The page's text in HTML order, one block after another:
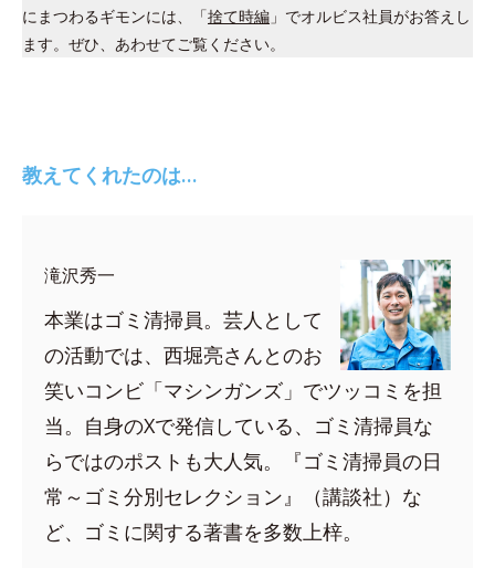
にまつわるギモンには、「捨て時編 」でオルビス社員がお答えし
ます。ぜひ、あわせてご覧ください。
教えてくれたのは…
滝沢秀一
本業はゴミ清掃員。芸人として
の活動では、西堀亮さんとのお
笑いコンビ「マシンガンズ」でツッコミを担
当。自身のXで発信している、ゴミ清掃員な
らではのポストも大人気。『ゴミ清掃員の日
常～ゴミ分別セレクション』（講談社）な
ど、ゴミに関する著書を多数上梓。